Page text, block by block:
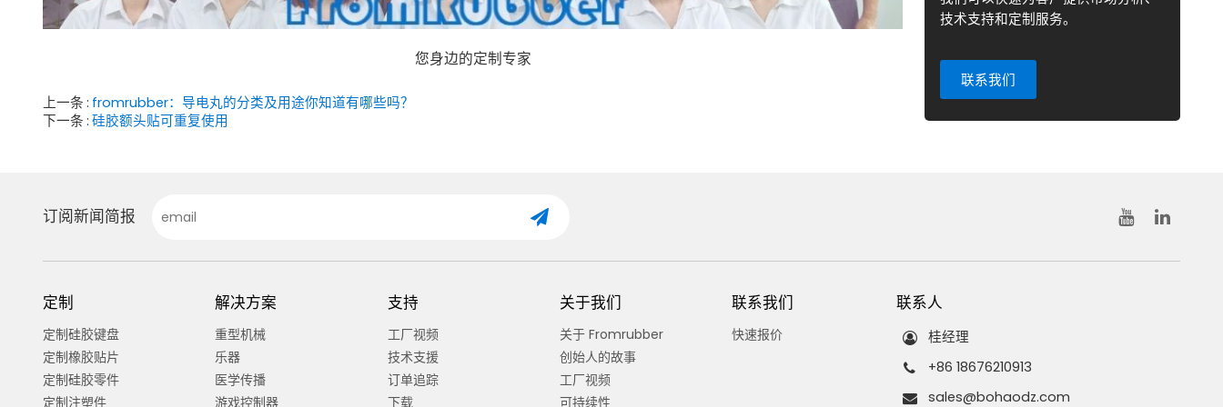
您身边的定制专家
上一条 fromrubber：导电丸的分类及用途你知道有哪些吗？
下一条 硅胶额头贴可重复使用
技术支持和定制服务。
联系我们
订阅新闻简报
定制
定制硅胶键盘
定制橡胶贴片
定制硅胶零件
定制注塑件
解决方案
重型机械
乐器
医学传播
游戏控制器
支持
工厂视频
技术支援
订单追踪
下载
关于我们
关于 Fromrubber
创始人的故事
工厂视频
可持续性
联系我们
快速报价
联系人
桂经理
+86 18676210913
sales@bohaodz.com